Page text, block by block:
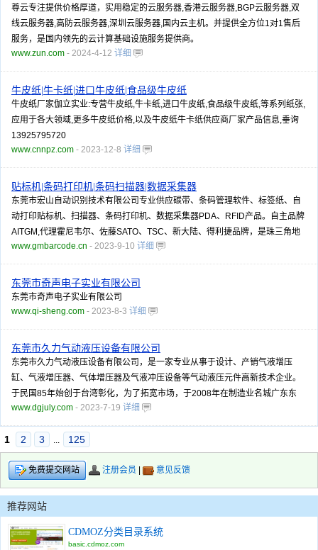
尊云专注提供价格厚道，实用稳定的云服务器,香港云服务器,BGP云服务器,双
线云服务器,高防云服务器,深圳云服务器,国内云主机。并提供全方位1对1售后
服务，是国内领先的云计算基础设施服务提供商。
www.zun.com - 2024-4-12 详细
牛皮纸|牛卡纸|进口牛皮纸|食品级牛皮纸
牛皮纸厂家伽立实业:专营牛皮纸,牛卡纸,进口牛皮纸,食品级牛皮纸,等系列纸张,
应用于各大领域,更多牛皮纸价格,以及牛皮纸牛卡纸供应商厂家产品信息,垂询
13925795720
www.cnnpz.com - 2023-12-8 详细
贴标机|条码打印机|条码扫描器|数据采集器
东莞市宏山自动识别技术有限公司专业供应碳带、条码管理软件、标签纸、自
动打印贴标机、扫描器、条码打印机、数据采集器PDA、RFID产品。自主品牌
AITGM,代理霍尼韦尔、佐藤SATO、TSC、新大陆、得利捷品牌，是珠三角地
www.gmbarcode.cn - 2023-9-10 详细
东莞市奇声电子实业有限公司
东莞市奇声电子实业有限公司
www.qi-sheng.com - 2023-8-3 详细
东莞市久力气动液压设备有限公司
东莞市久力气动液压设备有限公司，是一家专业从事于设计、产销气液增压
缸、气液增压器、气体增压器及气液冲压设备等气动液压元件高新技术企业。
于民国85年始创于台湾彰化，为了拓宽市场，于2008年在制造业名城广东东
www.dgjuly.com - 2023-7-19 详细
1 2 3 ... 125
免费提交网站 注册会员 意见反馈
推荐网站
CDMOZ分类目录系统
basic.cdmoz.com